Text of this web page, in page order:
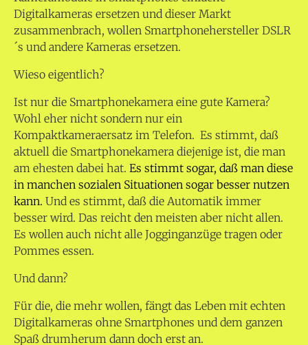
Digitalkameras ersetzen und dieser Markt
zusammenbrach, wollen Smartphonehersteller DSLR
´s und andere Kameras ersetzen.
Wieso eigentlich?
Ist nur die Smartphonekamera eine gute Kamera?
Wohl eher nicht sondern nur ein
Kompaktkameraersatz im Telefon. Es stimmt, daß
aktuell die Smartphonekamera diejenige ist, die man
am ehesten dabei hat. Es stimmt sogar, daß man diese
in manchen sozialen Situationen sogar besser nutzen
kann. Und es stimmt, daß die Automatik immer
besser wird. Das reicht den meisten aber nicht allen.
Es wollen auch nicht alle Jogginganzüge tragen oder
Pommes essen.
Und dann?
Für die, die mehr wollen, fängt das Leben mit echten
Digitalkameras ohne Smartphones und dem ganzen
Spaß drumherum dann doch erst an.